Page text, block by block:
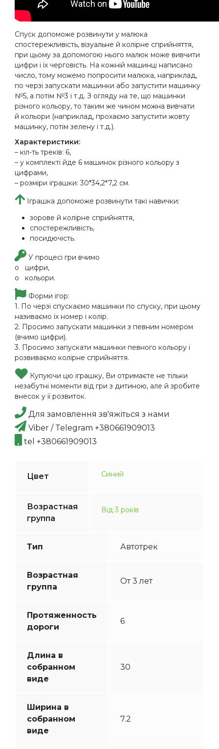
Спуск допоможе розвинути у малюка
спостережливість, візуальне й колірне сприйняття,
при цьому за допомогою нього малюк може вивчити
цифри і їх черговість. На кожній машинці написано
число, тому можемо попросити малюка, наприклад,
по черзі запускати машинки або запустити машинку
№5, а потім №3 і т.д. З огляду на те, що машинки
різного кольору, то таким же чином можна вивчати
й кольори (наприклад, прохаємо запустити жовту
машинку, потім зелену і т.д.).
Характеристики:
– кіл-ть треків: 6,
– у комплекті йде 6 машинок різного кольору з
цифрами,
– розміри іграшки: 30*34,2*7,2 см.
Іграшка допоможе розвинути такі навички:
зорове й колірне сприйняття,
спостережливість,
посидючість.
У процесі гри вчимо
o цифри,
o кольори.
Форми ігор:
1. По черзі спускаємо машинки по спуску, при цьому
називаємо їх номер і колір.
2. Просимо запускати машинки з певним номером
(вчимо цифри).
3. Просимо запускати машинки певного кольору і
розвиваємо колірне сприйняття.
Купуючи цю іграшку, Ви отримаєте не тільки
незабутні моменти від гри з дитиною, але й зробите
внесок у її розвиток.
Для замовлення зв'яжіться з нами
Viber / Telegram +380661909013
tel +380661909013
Цвет Синий
Возрастная
группа
Від 3 років
Тип Автотрек
Возрастная
группа
От 3 лет
Протяженность
дороги
6
Длина в
собранном
виде
30
Ширина в
собранном
виде
7.2